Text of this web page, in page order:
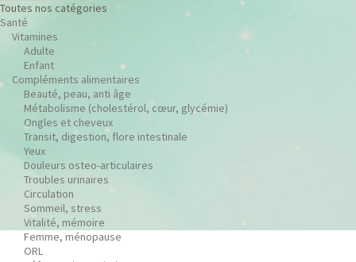
Toutes nos catégories
Santé
Vitamines
Adulte
Enfant
Compléments alimentaires
Beauté, peau, anti âge
Métabolisme (cholestérol, cœur, glycémie)
Ongles et cheveux
Transit, digestion, flore intestinale
Yeux
Douleurs osteo-articulaires
Troubles urinaires
Circulation
Sommeil, stress
Vitalité, mémoire
Femme, ménopause
ORL